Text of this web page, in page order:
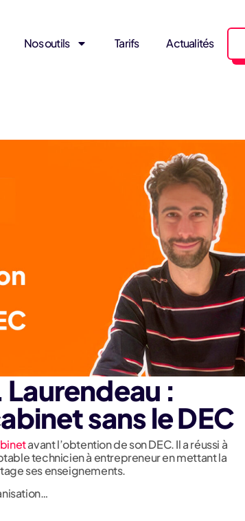
Nos outils Tarifs Actualités
Laurendeau :
sans le DEC
avant l’obtention de son DEC. Il a réussi à
technicien à entrepreneur en mettant la
ses enseignements.